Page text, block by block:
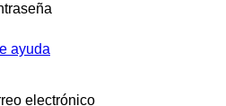
ayuda
electrónico